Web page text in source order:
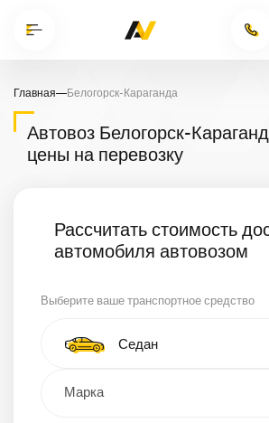
Главная—Белогорск-Караганда
Автовоз Белогорск-
цены на перевозку
Рассчитать стоимость
автомобиля автовозом
Выберите ваше транспортное средство
Тип автомобиля
Седан
Кроссовер